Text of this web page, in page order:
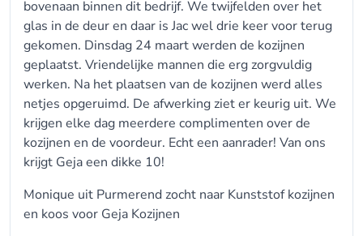
bovenaan binnen dit bedrijf. We twijfelden over het
glas in de deur en daar is Jac wel drie keer voor terug
gekomen. Dinsdag 24 maart werden de kozijnen
geplaatst. Vriendelijke mannen die erg zorgvuldig
werken. Na het plaatsen van de kozijnen werd alles
netjes opgeruimd. De afwerking ziet er keurig uit. We
krijgen elke dag meerdere complimenten over de
kozijnen en de voordeur. Echt een aanrader! Van ons
krijgt Geja een dikke 10!
Monique uit Purmerend zocht naar Kunststof kozijnen
en koos voor Geja Kozijnen